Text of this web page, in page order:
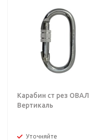
Карабин ст рез ОВАЛ |
Вертикаль
Уточняйте